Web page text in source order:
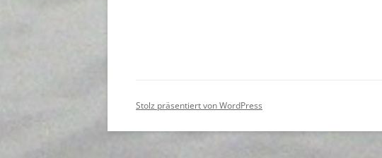
Stolz präsentiert von WordPress